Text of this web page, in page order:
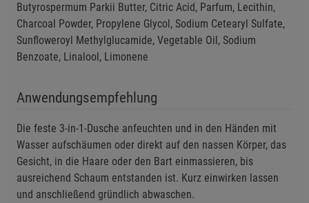
Butyrospermum Parkii Butter, Citric Acid, Parfum, Lecithin,
Charcoal Powder, Propylene Glycol, Sodium Cetearyl Sulfate,
Sunfloweroyl Methylglucamide, Vegetable Oil, Sodium
Benzoate, Linalool, Limonene
Anwendungsempfehlung
Die feste 3-in-1-Dusche anfeuchten und in den Händen mit
Wasser aufschäumen oder direkt auf den nassen Körper, das
Gesicht, in die Haare oder den Bart einmassieren, bis
ausreichend Schaum entstanden ist. Kurz einwirken lassen
und anschließend gründlich abwaschen.
Zurück Einstellungen speichern für die Gruppe
Einwilligung nicht erteilen
Beschreibung Notwendige Cookies
Cookie-Informationenanzeigen
Funktionale Cookies (1) Funktionale